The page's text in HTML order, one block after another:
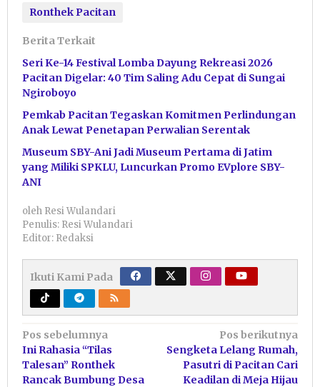
Ronthek Pacitan
Berita Terkait
Seri Ke-14 Festival Lomba Dayung Rekreasi 2026
Pacitan Digelar: 40 Tim Saling Adu Cepat di Sungai
Ngiroboyo
Pemkab Pacitan Tegaskan Komitmen Perlindungan
Anak Lewat Penetapan Perwalian Serentak
Museum SBY-Ani Jadi Museum Pertama di Jatim
yang Miliki SPKLU, Luncurkan Promo EVplore SBY-
ANI
oleh Resi Wulandari
Penulis: Resi Wulandari
Editor: Redaksi
Ikuti Kami Pada
Navigasi
pos
Pos sebelumnya
Ini Rahasia “Tilas
Talesan” Ronthek
Rancak Bumbung Desa
Pos berikutnya
Sengketa Lelang Rumah,
Pasutri di Pacitan Cari
Keadilan di Meja Hijau